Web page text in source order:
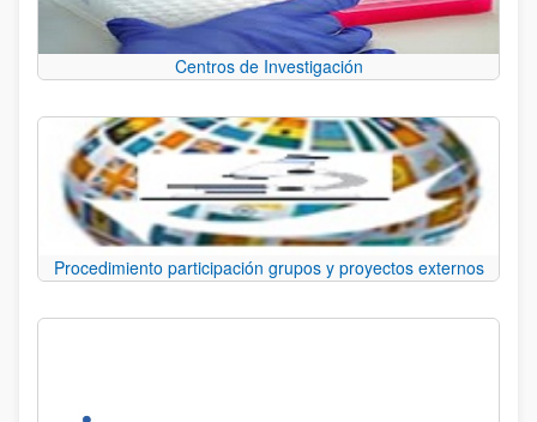
Centros de Investigación
Procedimiento participación grupos y proyectos externos